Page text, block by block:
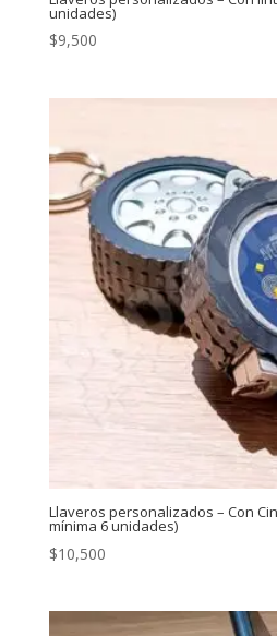
unidades)
$9,500
Llaveros personalizados – Con
mínima 6 unidades)
$10,500